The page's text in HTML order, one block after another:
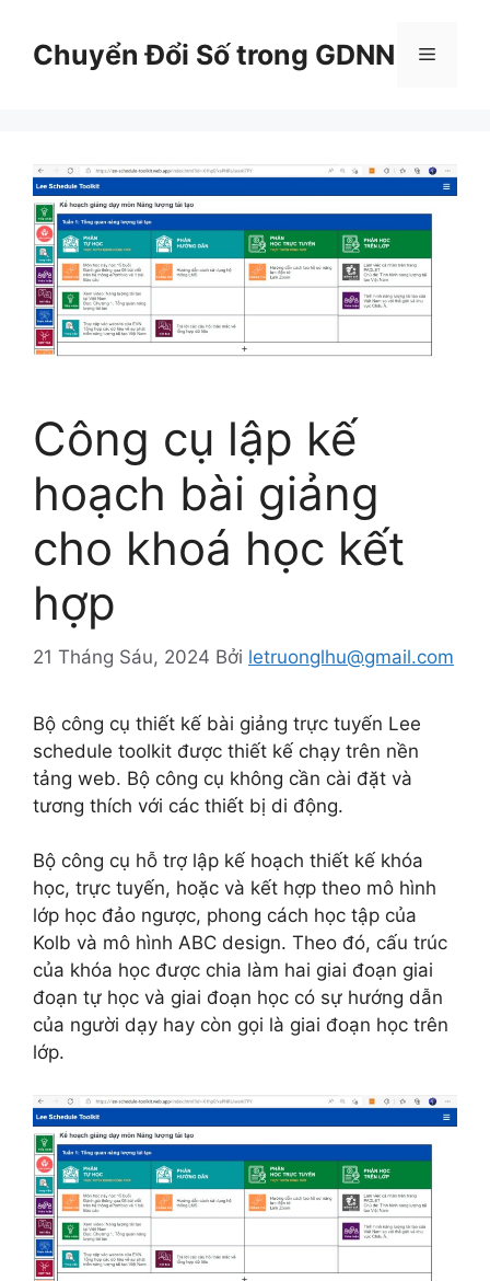
Chuyển Đổi Số trong GDNN Menu
Công cụ lập kế
hoạch bài giảng
cho khoá học kết
hợp
21 Tháng Sáu, 2024 Bởi letruonglhu@gmail.com
Bộ công cụ thiết kế bài giảng trực tuyến Lee
schedule toolkit được thiết kế chạy trên nền
tảng web. Bộ công cụ không cần cài đặt và
tương thích với các thiết bị di động.
Bộ công cụ hỗ trợ lập kế hoạch thiết kế khóa
học, trực tuyến, hoặc và kết hợp theo mô hình
lớp học đảo ngược, phong cách học tập của
Kolb và mô hình ABC design. Theo đó, cấu trúc
của khóa học được chia làm hai giai đoạn giai
đoạn tự học và giai đoạn học có sự hướng dẫn
của người dạy hay còn gọi là giai đoạn học trên
lớp.